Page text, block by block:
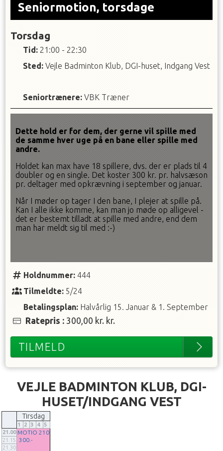
Seniormotion, torsdage
Torsdag
Tid: 21:00 - 22:30
Sted: Vejle Badminton Klub, DGI-huset, Indgang Vest
Seniortrænere: VBK Træner
Dette hold er for dem, der gerne vil spille med
de samme hver uge på en bane eller spille med
andre.
Holdet kan max have 18 spillere, dvs. der er plads til 4
doubler og en single. Det koster 300 kr. pr. halvsæson
pr. deltager med opkrævning i september og januar.
Når I møder op tager I den bane, I plejer at spille på.
Kan I alle ikke komme, kan man jo møde op alligevel -
det er bestemt tilladt at spille med andre, end dem
man har meldt sig til med :-)
Holdnummer: 444
Tilmeldte:5/24
Betalingsplan: Halvårlig 15. Januar& 1. September
Ratepris : 300,00 kr.kr.
TILMELD
VEJLE BADMINTON KLUB, DGI-
HUSET/INDGANG VEST
Tirsdag
1 2 3 4
5
21.00 MOTIO 210
21.15 300.-
21.30